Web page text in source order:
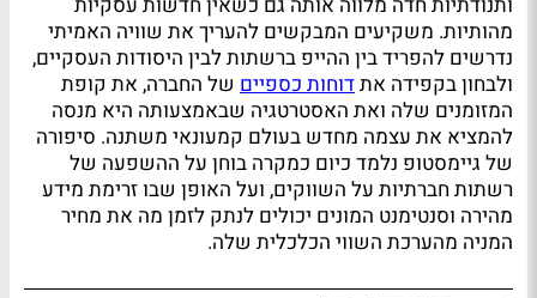
מהותיות. משקיעים המבקשים להעריך את שוויה האמיתי
נדרשים להפריד בין ההייפ ברשתות לבין היסודות העסקיים,
ולבחון בקפידה אתדוחות כספיים של החברה, את קופת
המזומנים שלה ואת האסטרטגיה שבאמצעותה היא מנסה
להמציא את עצמה מחדש בעולם קמעונאי משתנה. סיפורה
של גיימסטופ נלמד כיום כמקרה בוחן על ההשפעה של
רשתות חברתיות על השווקים, ועל האופן שבו זרימת מידע
מהירה וסנטימנט המונים יכולים לנתק לזמן מה את מחיר
המניה מהערכת השווי הכלכלית שלה.